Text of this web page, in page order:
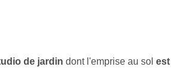
de jardin dont l'emprise au sol est